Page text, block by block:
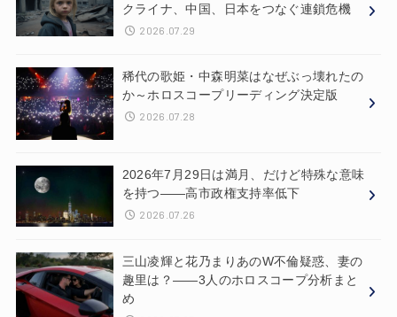
クライナ、中国、日本をつなぐ連鎖危機
2026.07.29
稀代の歌姫・中森明菜はなぜぶっ壊れたの
か～ホロスコープリーディング決定版
2026.07.28
2026年7月29日は満月、だけど特殊な意味
を持つ——高市政権支持率低下
2026.07.26
三山凌輝と花乃まりあのW不倫疑惑、妻の
趣里は？——3人のホロスコープ分析まと
め